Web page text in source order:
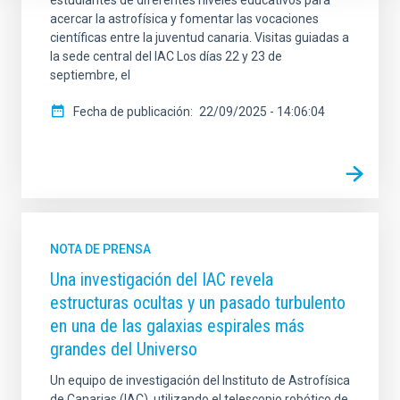
acercar la astrofísica y fomentar las vocaciones
científicas entre la juventud canaria. Visitas guiadas a
la sede central del IAC Los días 22 y 23 de
septiembre, el
Fecha de publicación 22/09/2025 - 14:06:04
NOTA DE PRENSA
Una investigación del IAC revela
estructuras ocultas y un pasado turbulento
en una de las galaxias espirales más
grandes del Universo
Un equipo de investigación del Instituto de Astrofísica